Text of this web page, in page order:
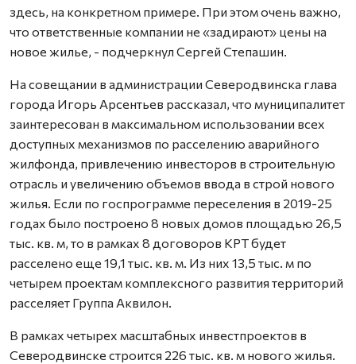
здесь, на конкретном примере. При этом очень важно,
что ответственные компании не «задирают» цены на
новое жилье, - подчеркнул Сергей Степашин.
На совещании в администрации Северодвинска глава
города Игорь Арсентьев рассказал, что муниципалитет
заинтересован в максимальном использовании всех
доступных механизмов по расселению аварийного
жилфонда, привлечению инвесторов в строительную
отрасль и увеличению объемов ввода в строй нового
жилья. Если по госпрограмме переселения в 2019-25
годах было построено 8 новых домов площадью 26,5
тыс. кв. м, то в рамках 8 договоров КРТ будет
расселено еще 19,1 тыс. кв. м. Из них 13,5 тыс. м по
четырем проектам комплексного развития территорий
расселяет Группа Аквилон.
В рамках четырех масштабных инвестпроектов в
Северодвинске строится 226 тыс. кв. м нового жилья.